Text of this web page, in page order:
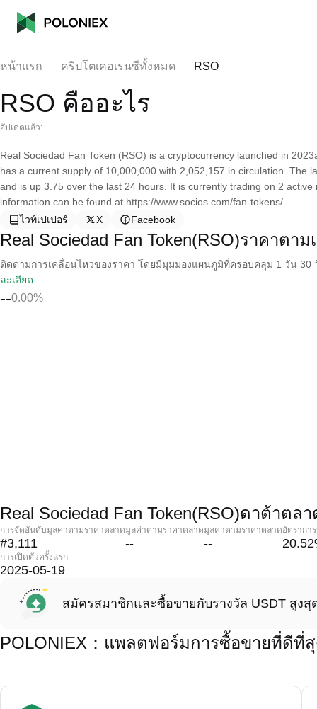
หน้าแรก คริปโตเคอเรนซีทั้งหมด RSO
RSO คืออะไร
อัปเดตแล้ว:
Real Sociedad Fan Token (RSO) is a cryptocurrency launched in
has a current supply of 10,000,000 with 2,052,157 in circulation. The
and is up 3.75 over the last 24 hours. It is currently trading on 2
information can be found at https://www.socios.com/fan-tokens/.
ไวท์เปเปอร์
X Facebook
Real Sociedad Fan Token(RSO)ราคาตาม
ติดตามการเคลื่อนไหวของราคา โดยมีมุมมองแผนภูมิที่ครอบคลุม 1 วัน 30
ละเอียด
--0.00%
Real Sociedad Fan Token(RSO)ดาต้าตล
การจัดอันดับมูลค่าตามราคาตลาด
#3,111
มูลค่าตามราคาตลาด
--
มูลค่าตามราคาตลาด
--
อัตรากา
20.52
การเปิดตัวครั้งแรก
2025-05-19
สมัครสมาชิกและซื้อขายกับรางวัล USDT สูงสุ
POLONIEX：แพลตฟอร์มการซื้อขายที่ดีที่สุ